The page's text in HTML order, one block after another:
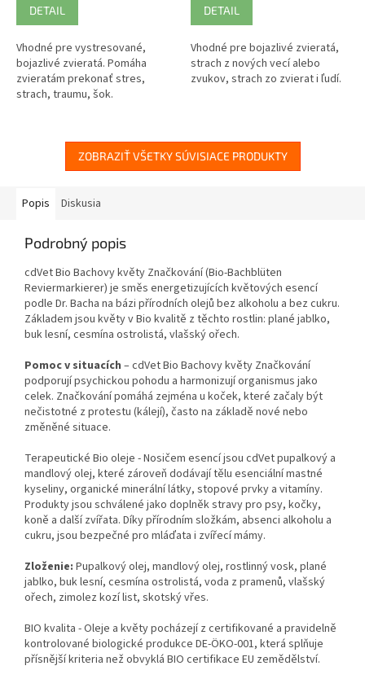
DETAIL
Vhodné pre vystresované,
bojazlivé zvieratá. Pomáha
zvieratám prekonať stres,
strach, traumu, šok.
DETAIL
Vhodné pre bojazlivé zvieratá,
strach z nových vecí alebo
zvukov, strach zo zvierat i ľudí.
ZOBRAZIŤ VŠETKY SÚVISIACE PRODUKTY
Popis Diskusia
Podrobný popis
cdVet Bio Bachovy květy Značkování (Bio-Bachblüten
Reviermarkierer) je směs energetizujících květových esencí
podle Dr. Bacha na bázi přírodních olejů bez alkoholu a bez cukru.
Základem jsou květy v Bio kvalitě z těchto rostlin: plané jablko,
buk lesní, cesmína ostrolistá, vlašský ořech.
Pomoc v situacích – cdVet Bio Bachovy květy Značkování
podporují psychickou pohodu a harmonizují organismus jako
celek. Značkování pomáhá zejména u koček, které začaly být
nečistotné z protestu (kálejí), často na základě nové nebo
změněné situace.
Terapeutické Bio oleje - Nosičem esencí jsou cdVet pupalkový a
mandlový olej, které zároveň dodávají tělu esenciální mastné
kyseliny, organické minerální látky, stopové prvky a vitamíny.
Produkty jsou schválené jako doplněk stravy pro psy, kočky,
koně a další zvířata. Díky přírodním složkám, absenci alkoholu a
cukru, jsou bezpečné pro mláďata i zvířecí mámy.
Zloženie: Pupalkový olej, mandlový olej, rostlinný vosk, plané
jablko, buk lesní, cesmína ostrolistá, voda z pramenů, vlašský
ořech, zimolez kozí list, skotský vřes.
BIO kvalita - Oleje a květy pocházejí z certifikované a pravidelně
kontrolované biologické produkce DE-ÖKO-001, která splňuje
přísnější kriteria než obvyklá BIO certifikace EU zemědělství.